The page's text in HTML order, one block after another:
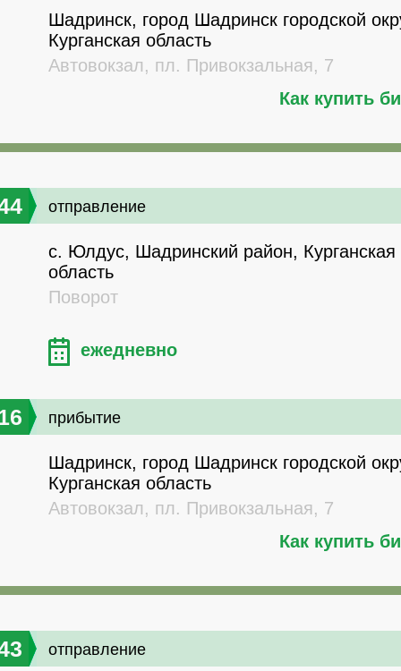
Шадринск, город Шадринск городской
Курганская область
Автовокзал, пл. Привокзальная, 7
Как купить
отправление
с. Юлдус, Шадринский район, Курганская
область
Поворот
ежедневно
прибытие
Шадринск, город Шадринск городской
Курганская область
Автовокзал, пл. Привокзальная, 7
Как купить
отправление